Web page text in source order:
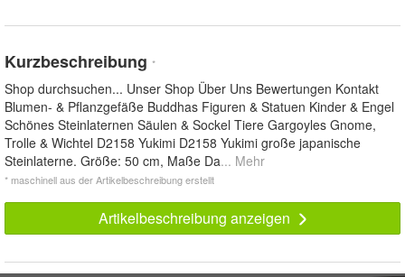
Kurzbeschreibung *
Shop durchsuchen... Unser Shop Über Uns Bewertungen Kontakt
Blumen- & Pflanzgefäße Buddhas Figuren & Statuen Kinder & Engel
Schönes Steinlaternen Säulen & Sockel Tiere Gargoyles Gnome,
Trolle & Wichtel D2158 Yukimi D2158 Yukimi große japanische
Steinlaterne. Größe: 50 cm, Maße Da... Mehr
* maschinell aus der Artikelbeschreibung erstellt
Artikelbeschreibung anzeigen